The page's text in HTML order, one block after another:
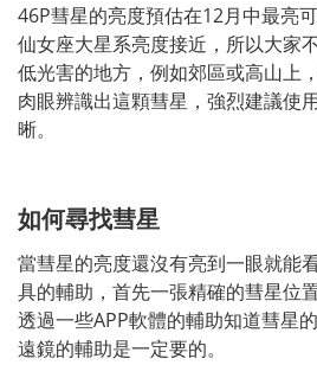
46P彗星的亮度預估在12月中最亮
仙女座大星系亮度接近，所以大家
低光害的地方，例如郊區或高山上
肉眼辨識出這顆彗星，強烈建議使
晰。
如何尋找彗星
當彗星的亮度還沒有亮到一眼就能
具的輔助，首先一張精確的彗星位
透過一些APP軟體的輔助知道彗星
遠鏡的輔助是一定要的。